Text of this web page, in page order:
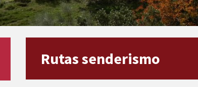
Rutas senderismo